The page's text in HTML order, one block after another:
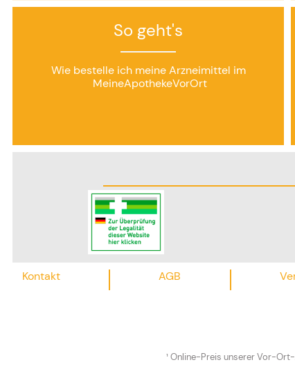
So geht's
Wie bestelle ich meine Arzneimittel im
MeineApothekeVorOrt
Kontakt AGB
¹ Online-Preis unserer Vor-